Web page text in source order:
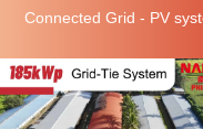
Connected Grid - PV